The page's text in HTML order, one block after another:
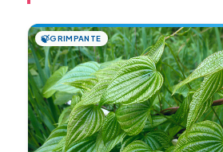
🍃GRIMPANTE